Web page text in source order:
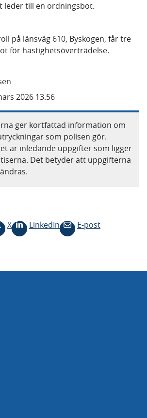
leder till en ordningsbot.
på länsväg 610, Byskogen, får tre
för hastighetsöverträdelse.
2026 13.56
ger kortfattad information om
som polisen gör.
är inledande uppgifter som ligger
Det betyder att uppgifterna
X LinkedIn E-post